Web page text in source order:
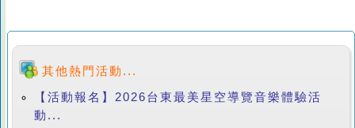
其他熱門活動...
【活動報名】2026台東最美星空導覽音樂體驗活
動...